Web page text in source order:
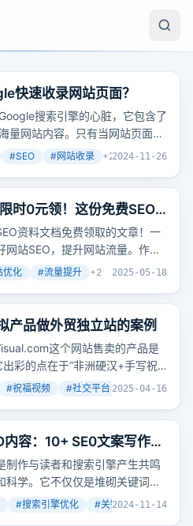
快速收录网站页面？
搜索引擎的心脏，它包含了
量网站内容。只有当网站页面被
它们才有机会在搜索结果中出
#SEO #网站收录 +22024-11-26
时0元领！这份免费SEO
的网上资料有用
资料文档免费领取的文章！一
网站SEO，提升网站流量。作者
，发现SEO其实很有魅力。一个
、网站搭建、原创伪原创内容制
统优化建立、外链资源累计以及
网站运营、网站建设、网站营销
产品成交率提升、数据分析、体
SEO团队管理运营等。作者还提
SEO视频资料、教程、文档和交
排名规则教程、SEO实操教程、
技巧、网站搭建教程、
教程、织梦建站教程、百度SEO
文档、谷歌SEO竞争对手分析文
优化 #流量提升 +2 2025-05-18
产品做外贸独立站的案例
这个网站售卖的产品是
出彩的点在于“非洲硬汉+手写祝
视觉冲击力和传播性的创意包装。
，还做了产品延伸，强化了可定
率。网站的TikTok账号拥有54.9
点赞，已经可以稳定带货。网站
上做广告投放，但广告并不
段，核心还是靠自然内容刷屏
。这种商业模式本质上是内容包
#祝福视频 #社交平台 +4
2025-04-16
容：10+ SE0文案写作技
站排名
制作与读者和搜索引擎产生共鸣
科学。它不仅仅是堆砌关键词，
衡，将关键字自然地混合到真正
#搜索引擎优化 #关键词研究 +2
2024-11-14